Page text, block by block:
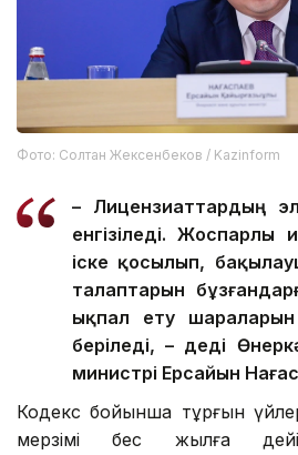
Фото: Солтан Жексенбеков / Kazinform
– Лицензиаттардың
енгізіледі. Жоспарлы
іске қосылып,
талаптарын
ықпал ету
беріледі, – деді
министрі Ерсайын
Кодекс бойынша тұрғын
мерзімі бес жылға